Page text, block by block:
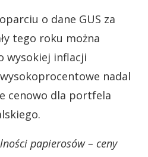
o dane GUS za
tego roku można
wysokiej inflacji
nadal
cenowo dla portfela
papierosów – ceny